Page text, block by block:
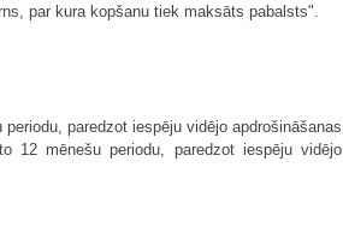
par kura kopšanu tiek maksāts pabalsts".
paredzot iespēju vidējo apdrošināšanas
12 mēnešu periodu, paredzot iespēju vidējo